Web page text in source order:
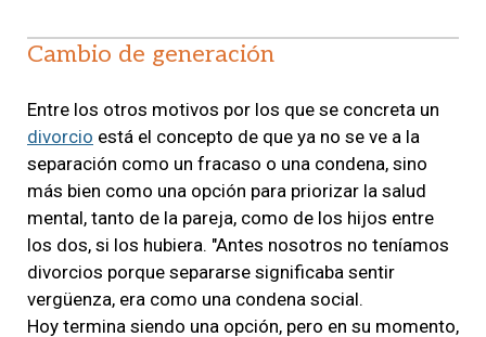
Cambio de generación
Entre los otros motivos por los que se concreta un
divorcio está el concepto de que ya no se ve a la
separación como un fracaso o una condena, sino
más bien como una opción para priorizar la salud
mental, tanto de la pareja, como de los hijos entre
los dos, si los hubiera. "Antes nosotros no teníamos
divorcios porque separarse significaba sentir
vergüenza, era como una condena social.
Hoy termina siendo una opción, pero en su momento,